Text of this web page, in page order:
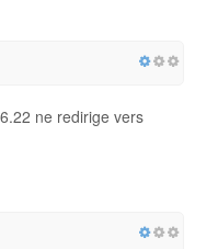
ne redirige vers